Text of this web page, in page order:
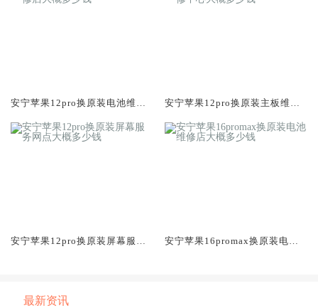
安宁苹果12pro换原装电池维修
安宁苹果12pro换原装主板维修
安宁苹果12pro换原装屏幕服务
安宁苹果16promax换原装电池
最新资讯